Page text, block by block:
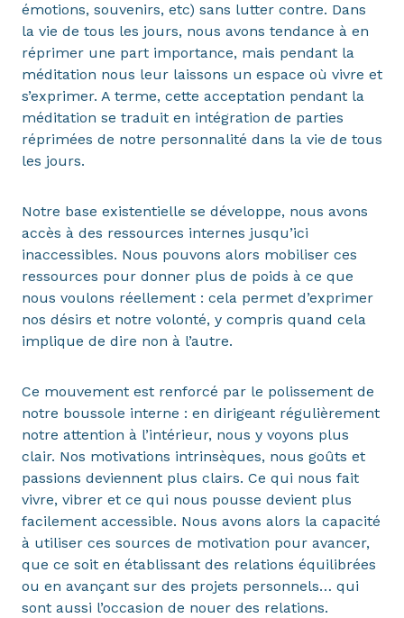
émotions, souvenirs, etc) sans lutter contre. Dans
la vie de tous les jours, nous avons tendance à en
réprimer une part importance, mais pendant la
méditation nous leur laissons un espace où vivre et
s’exprimer. A terme, cette acceptation pendant la
méditation se traduit en intégration de parties
réprimées de notre personnalité dans la vie de tous
les jours.
Notre base existentielle se développe, nous avons
accès à des ressources internes jusqu’ici
inaccessibles. Nous pouvons alors mobiliser ces
ressources pour donner plus de poids à ce que
nous voulons réellement : cela permet d’exprimer
nos désirs et notre volonté, y compris quand cela
implique de dire non à l’autre.
Ce mouvement est renforcé par le polissement de
notre boussole interne : en dirigeant régulièrement
notre attention à l’intérieur, nous y voyons plus
clair. Nos motivations intrinsèques, nous goûts et
passions deviennent plus clairs. Ce qui nous fait
vivre, vibrer et ce qui nous pousse devient plus
facilement accessible. Nous avons alors la capacité
à utiliser ces sources de motivation pour avancer,
que ce soit en établissant des relations équilibrées
ou en avançant sur des projets personnels… qui
sont aussi l’occasion de nouer des relations.